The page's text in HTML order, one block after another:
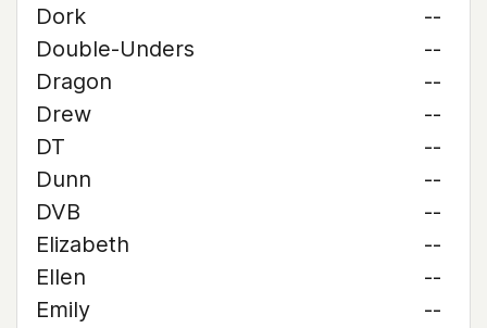
Dork
--
Double-Unders
--
Dragon
--
Drew
--
DT
--
Dunn
--
DVB
--
Elizabeth
--
Ellen
--
Emily
--